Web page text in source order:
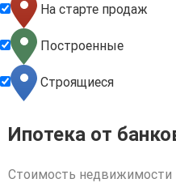
На старте продаж
Построенные
Строящиеся
Ипотека от
Стоимость недвижимости